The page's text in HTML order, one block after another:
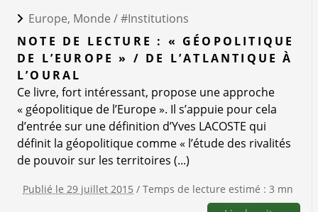
Europe, Monde /#Institutions
NOTE DE LECTURE : « GÉOPOLITIQUE
DE L’EUROPE » / DE L’ATLANTIQUE À
L’OURAL
Ce livre, fort intéressant, propose une approche
« géopolitique de l’Europe ». Il s’appuie pour cela
d’entrée sur une définition d’Yves LACOSTE qui
définit la géopolitique comme « l’étude des rivalités
de pouvoir sur les territoires (...)
Publié le 29 juillet 2015 / Temps de lecture estimé : 3 mn